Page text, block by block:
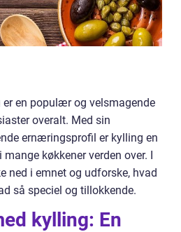
en populær og velsmagende
overalt. Med sin
ernæringsprofil er kylling en
køkkener verden over. I
ned i emnet og udforske, hvad
så speciel og tillokkende.
kylling: En